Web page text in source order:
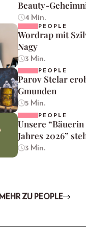
Beauty-
4 Min.
PEOPLE
Wordrap mit
Nagy
3 Min.
PEOPLE
Parov Stelar
Gmunden
5 Min.
PEOPLE
Unsere “Bäuerin
Jahres 2026”
3 Min.
MEHR ZU PEOPLE